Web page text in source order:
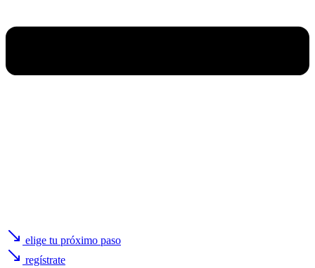
elige tu próximo paso
regístrate